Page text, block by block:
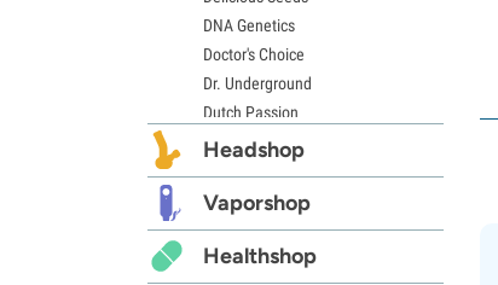
DNA Genetics
Doctor's Choice
Dr. Underground
Dutch Passion
Elite Seeds
Exotic Seed
Expert Seeds
FastBuds
Headshop
Vaporshop
Healthshop